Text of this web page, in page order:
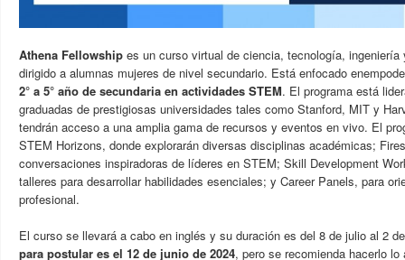
Athena Fellowship es un curso virtual de ciencia, tecnología,
dirigido a alumnas mujeres de nivel secundario. Está enfocado en
2° a 5° año de secundaria en actividades STEM. El programa está
graduadas de prestigiosas universidades tales como Stanford, MIT y
tendrán acceso a una amplia gama de recursos y eventos en vivo. El
STEM Horizons, donde explorarán diversas disciplinas académicas;
conversaciones inspiradoras de líderes en STEM; Skill Development
talleres para desarrollar habilidades esenciales; y Career Panels, para
profesional.
El curso se llevará a cabo en inglés y su duración es del 8 de julio al 2
para postular es el 12 de junio de 2024, pero se recomienda hacerlo